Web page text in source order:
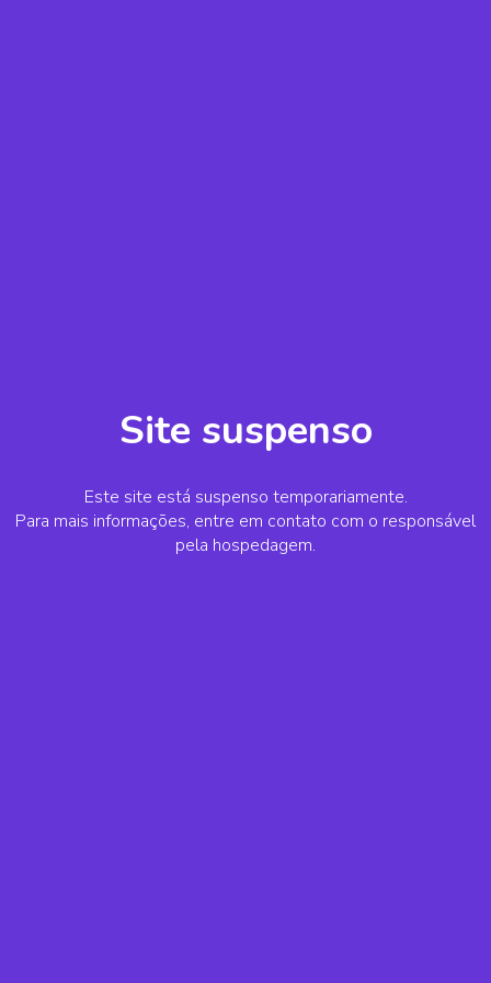
Site suspenso
Este site está suspenso temporariamente.
Para mais informações, entre em contato com o responsável
pela hospedagem.